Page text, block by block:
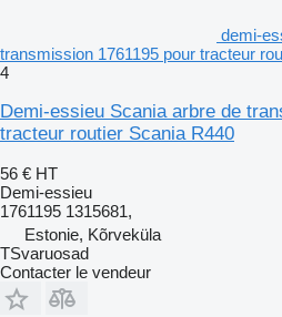
demi-
transmission 1761195 pour tracteur
4
Demi-essieu Scania arbre de
tracteur routier Scania R440
56 € HT
Demi-essieu
1761195 1315681,
Estonie, Kõrveküla
TSvaruosad
Contacter le vendeur